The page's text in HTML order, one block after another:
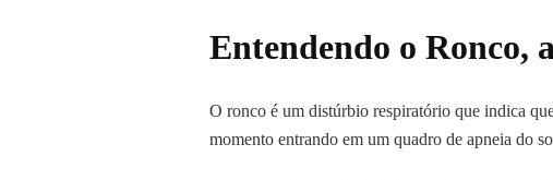
Entendendo o Ronco,
O ronco é um distúrbio respiratório que indica
momento entrando em um quadro de apneia do